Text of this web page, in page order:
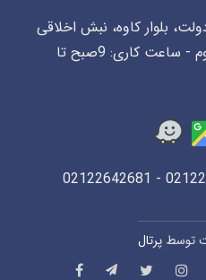
بلوار کاوه، نبش اخلاقی
غربی، پلاک29، واحد6، طبقه سوم - ساعت کاری: 9صبح تا
توسطپرتال